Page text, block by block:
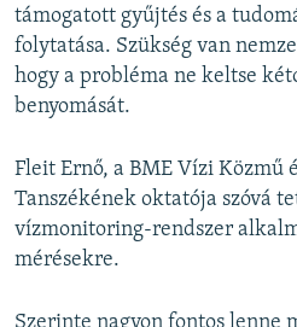
támogatott gyűjtés és a
folytatása. Szükség van
hogy a probléma ne keltse
benyomását.
Fleit Ernő, a BME Vízi Közmű
Tanszékének oktatója szóvá
vízmonitoring-rendszer
mérésekre.